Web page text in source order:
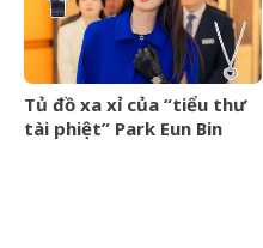
Tủ đồ xa xỉ của “tiểu thư
tài phiệt” Park Eun Bin